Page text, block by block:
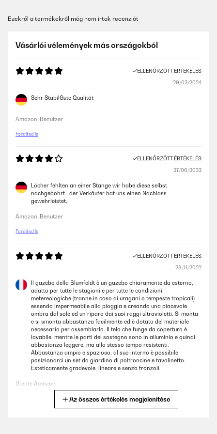
Ezekről a termékekről még nem írtak recenziót
Vásárlói vélemények más országokból
ELLENŐRZÖTT ÉRTÉKELÉS
29/03/2024
Sehr StabilGute Qualität
Amazon-Benutzer
Fordítsd le
ELLENŐRZÖTT ÉRTÉKELÉS
27/06/2023
Löcher fehlten an einer Stange wir habe diese selbst
nachgebohrt , der Verkäufer hat uns einen Nachlass
gewehrleistet,
Amazon-Benutzer
Fordítsd le
ELLENŐRZÖTT ÉRTÉKELÉS
28/11/2022
Il gazebo della Blumfeldt è un gazebo chiaramente da esterno,
adatto per tutte le stagioni e per tutte le condizioni
metereologiche (tranne in caso di uragani o tempeste tropicali)
essendo impermeabile alla pioggia e creando una piacevole
ombra dal sole ed un riparo dai suoi raggi ultravioletti. Si monta
e si smonta abbastanza facilmente ed è dotato del materiale
necessario per assemblarlo. Il telo che funge da copertura è
lavabile, mentre le parti del sostegno sono in alluminio e quindi
abbastanza leggere, ma allo stesso tempo resistenti.
Abbastanza ampio e spazioso, al suo interno è possibile
posizionarci un set da giardino di poltroncine e tavolinetto.
Esteticamente gradevole, lineare e senza fronzoli.
Utente Amazon
Az összes értékelés megjelenítése